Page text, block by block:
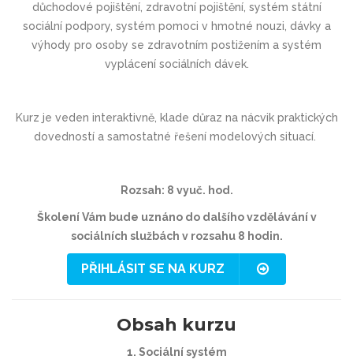
důchodové pojištění, zdravotní pojištění, systém státní
sociální podpory, systém pomoci v hmotné nouzi, dávky a
výhody pro osoby se zdravotním postižením a systém
vyplácení sociálních dávek.
Kurz je veden interaktivně, klade důraz na nácvik praktických
dovedností a samostatné řešení modelových situací.
Rozsah: 8 vyuč. hod.
Školení Vám bude uznáno do dalšího vzdělávání v
sociálních službách v rozsahu 8 hodin.
PŘIHLÁSIT SE NA KURZ
Obsah kurzu
1. Sociální systém